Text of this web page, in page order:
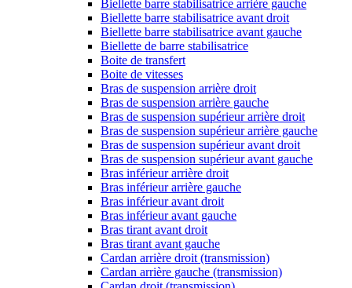
Biellette barre stabilisatrice arrière gauche
Biellette barre stabilisatrice avant droit
Biellette barre stabilisatrice avant gauche
Biellette de barre stabilisatrice
Boite de transfert
Boite de vitesses
Bras de suspension arrière droit
Bras de suspension arrière gauche
Bras de suspension supérieur arrière droit
Bras de suspension supérieur arrière gauche
Bras de suspension supérieur avant droit
Bras de suspension supérieur avant gauche
Bras inférieur arrière droit
Bras inférieur arrière gauche
Bras inférieur avant droit
Bras inférieur avant gauche
Bras tirant avant droit
Bras tirant avant gauche
Cardan arrière droit (transmission)
Cardan arrière gauche (transmission)